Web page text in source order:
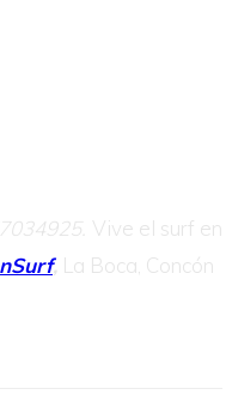
Vive el surf en
, La Boca, Concón